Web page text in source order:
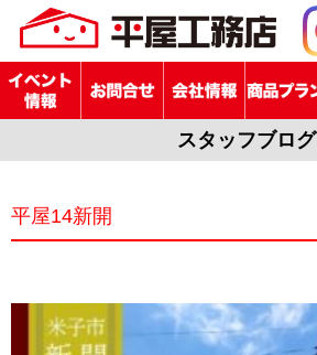
スタッフブログ
平屋14新開